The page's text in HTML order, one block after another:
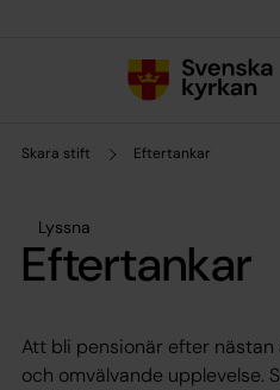
Skara stift Eftertankar
Lyssna
Eftertankar
Att bli pensionär efter
och omvälvande upplevelse.